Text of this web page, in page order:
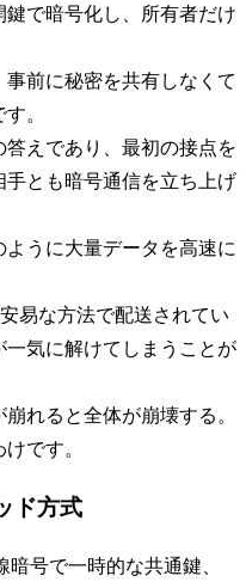
で暗号化し、所有者だけ
前に秘密を共有しなくて
。
えであり、最初の接点を
とも暗号通信を立ち上げ
うに大量データを高速に
易な方法で配送されてい
気に解けてしまうことが
れると全体が崩壊する。
です。
ド方式
号で一時的な共通鍵、